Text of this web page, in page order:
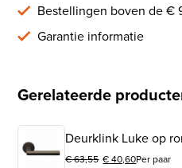
Bestellingen boven de €
Garantie informatie
Gerelateerde
Deurklink Luke op
€63,55 €40,60Per paar